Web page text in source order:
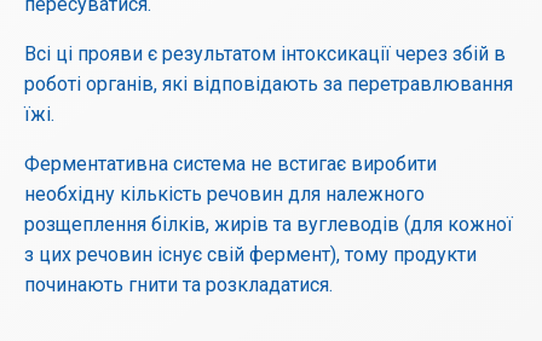
Всі ці прояви є результатом інтоксикації через збій в
роботі органів, які відповідають за перетравлювання
їжі.
Ферментативна система не встигає виробити
необхідну кількість речовин для належного
розщеплення білків, жирів та вуглеводів (для кожної
з цих речовин існує свій фермент), тому продукти
починають гнити та розкладатися.